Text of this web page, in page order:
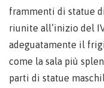
frammenti di statue
riunite all’inizio del
adeguatamente il
come la sala più
parti di statue